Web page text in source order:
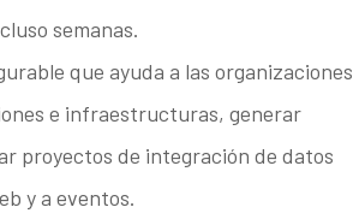
semanas.
que ayuda a las organizaciones
e infraestructuras, generar
proyectos de integración de datos
y a eventos.